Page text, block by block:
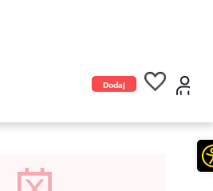
Dodaj